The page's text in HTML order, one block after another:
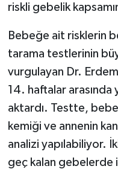
riskli gebelik
Bebeğe ait risklerin
tarama testlerinin
vurgulayan Dr.
14. haftalar arasında
aktardı. Testte,
kemiği ve annenin
analizi yapılabiliyor.
geç kalan gebelerde